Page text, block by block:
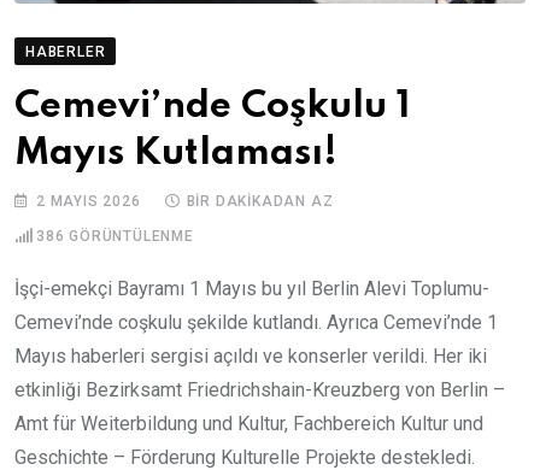
HABERLER
Cemevi’nde Coşkulu 1
Mayıs Kutlaması!
2 MAYIS 2026 BIR DAKIKADAN AZ
386 GÖRÜNTÜLENME
İşçi-emekçi Bayramı 1 Mayıs bu yıl Berlin Alevi Toplumu-
Cemevi’nde coşkulu şekilde kutlandı. Ayrıca Cemevi’nde 1
Mayıs haberleri sergisi açıldı ve konserler verildi. Her iki
etkinliği Bezirksamt Friedrichshain-Kreuzberg von Berlin –
Amt für Weiterbildung und Kultur, Fachbereich Kultur und
Geschichte – Förderung Kulturelle Projekte destekledi.